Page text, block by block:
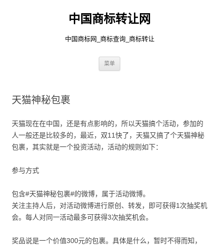
中国商标转让网
中国商标网_商标查询_商标转让
菜单
天猫神秘包裹
天猫现在在中国，还是有点影响的，所以天猫搞个活动，参加的
人一般还是比较多的，最近，双11快了，天猫又搞了个天猫神秘
包裹，其实就是一个投资活动，活动的规则如下：
参与方式
包含#天猫神秘包裹#的微博，属于活动微博。
关注主持人后，对活动微博进行原创、转发，即可获得1次抽奖机
会。每人对同一活动最多可获得3次抽奖机会。
奖品说是一个价值300元的包裹。具体是什么，暂时不得而知，